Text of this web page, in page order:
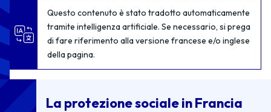
Questo contenuto è stato tradotto automaticamente
tramite intelligenza artificiale. Se necessario, si prega
di fare riferimento alla versione francese e/o inglese
della pagina.
La protezione sociale in Francia